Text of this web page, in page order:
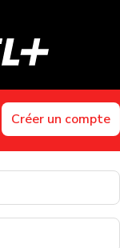
Créer un compte